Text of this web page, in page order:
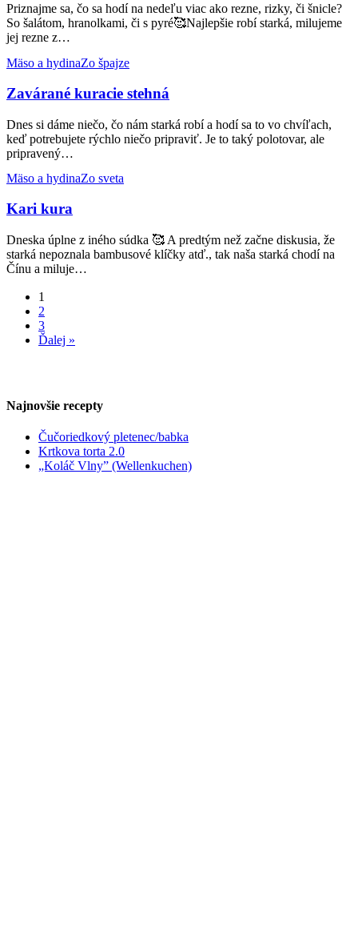
Priznajme sa, čo sa hodí na nedeľu viac ako rezne, rizky, či šnicle?
So šalátom, hranolkami, či s pyré🥰Najlepšie robí starká, milujeme
jej rezne z…
Zavárané
stehná
Mäso a hydinaZo špajze
Zavárané kuracie stehná
Dnes si dáme niečo, čo nám starká robí a hodí sa to vo chvíľach,
keď potrebujete rýchlo niečo pripraviť. Je to taký polotovar, ale
pripravený…
Kari
Mäso a hydinaZo sveta
Kari kura
Dneska úplne z iného súdka 🥰 A predtým než začne diskusia, že
starká nepoznala bambusové klíčky atď., tak naša starká chodí na
Čínu a miluje…
1
2
3
Ďalej »
Najnovšie recepty
Čučoriedkový pletenec/babka
Krtkova torta 2.0
„Koláč Vlny” (Wellenkuchen)